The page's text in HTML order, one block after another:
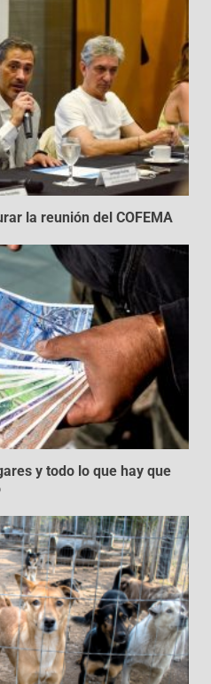
la reunión del COFEMA
y todo lo que hay que